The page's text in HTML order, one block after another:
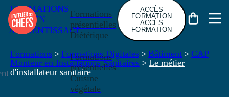
FORMATIONS
EN
APPRENTISSAGE
Formations
présentielles
Diététique
Formations
présentielles
Cuisine
végétale
ACCÈS
FORMATION
ACCÈS
FORMATION
Formations > Formations Digitales > Bâtiment > CAP
Monteur en Installations Sanitaires > Le métier
d'installateur sanitaire